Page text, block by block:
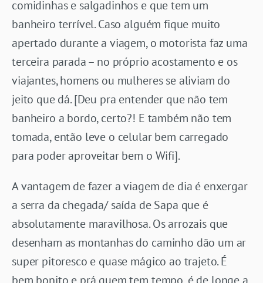
comidinhas e salgadinhos e que tem um
banheiro terrível. Caso alguém fique muito
apertado durante a viagem, o motorista faz uma
terceira parada – no próprio acostamento e os
viajantes, homens ou mulheres se aliviam do
jeito que dá. [Deu pra entender que não tem
banheiro a bordo, certo?! E também não tem
tomada, então leve o celular bem carregado
para poder aproveitar bem o Wifi].
A vantagem de fazer a viagem de dia é enxergar
a serra da chegada/ saída de Sapa que é
absolutamente maravilhosa. Os arrozais que
desenham as montanhas do caminho dão um ar
super pitoresco e quase mágico ao trajeto. É
bem bonito e prá quem tem tempo, é de longe a